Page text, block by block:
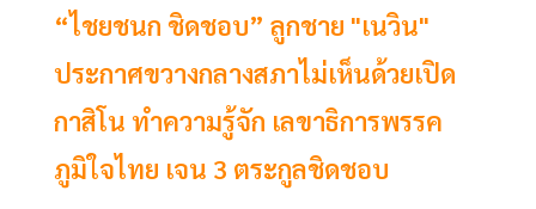
“ไชยชนก ชิดชอบ” ลูกชาย "เนวิน"
ประกาศขวางกลางสภาไม่เห็นด้วยเปิด
กาสิโน ทำความรู้จัก เลขาธิการพรรค
ภูมิใจไทย เจน 3 ตระกูลชิดชอบ